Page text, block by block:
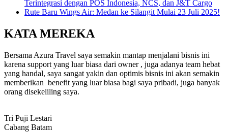
Terintegrasi dengan POS Indonesia, NCS, dan J&T Cargo
Rute Baru Wings Air: Medan ke Silangit Mulai 23 Juli 2025!
KATA MEREKA
Bersama Azura Travel saya semakin mantap menjalani bisnis ini
karena support yang luar biasa dari owner , juga adanya team hebat
yang handal, saya sangat yakin dan optimis bisnis ini akan semakin
memberikan benefit yang luar biasa bagi saya pribadi, juga banyak
orang disekeliling saya.
Tri Puji Lestari
Cabang Batam